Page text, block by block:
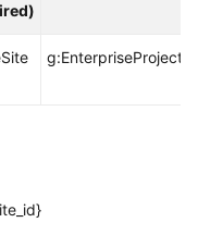
g:EnterpriseProjectId